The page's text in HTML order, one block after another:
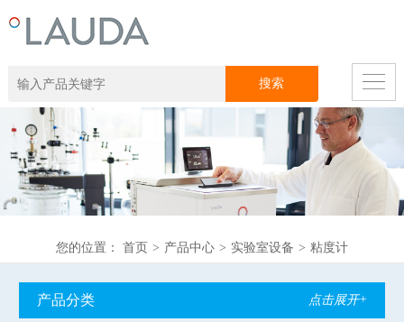
您的位置： 首页 > 产品中心 > 实验室设备 > 粘度计
产品分类 点击展开+